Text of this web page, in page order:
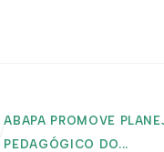
/
ABAPA PROMOVE
PEDAGÓGICO DO...